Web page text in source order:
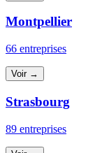
Montpellier
66 entreprises
Voir →
Strasbourg
89 entreprises